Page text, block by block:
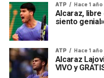
ATP Hace 1 año
Alcaraz, libre
siento genial»
ATP Hace 1 año
Alcaraz
VIVO y